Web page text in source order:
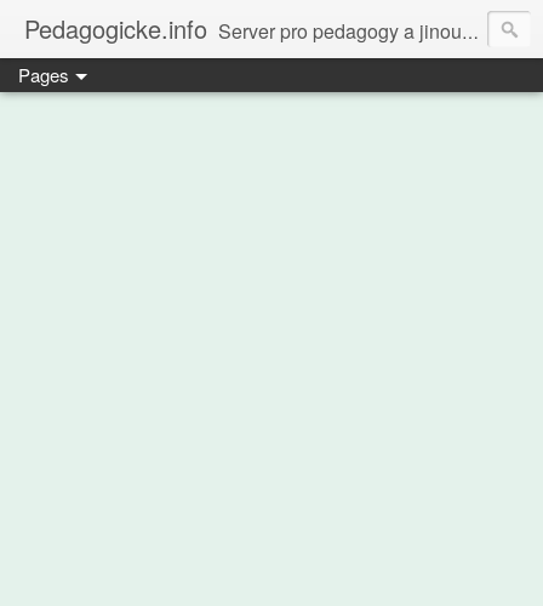
Pedagogicke.info Server pro pedagogy a jinou zvířenu
Pages